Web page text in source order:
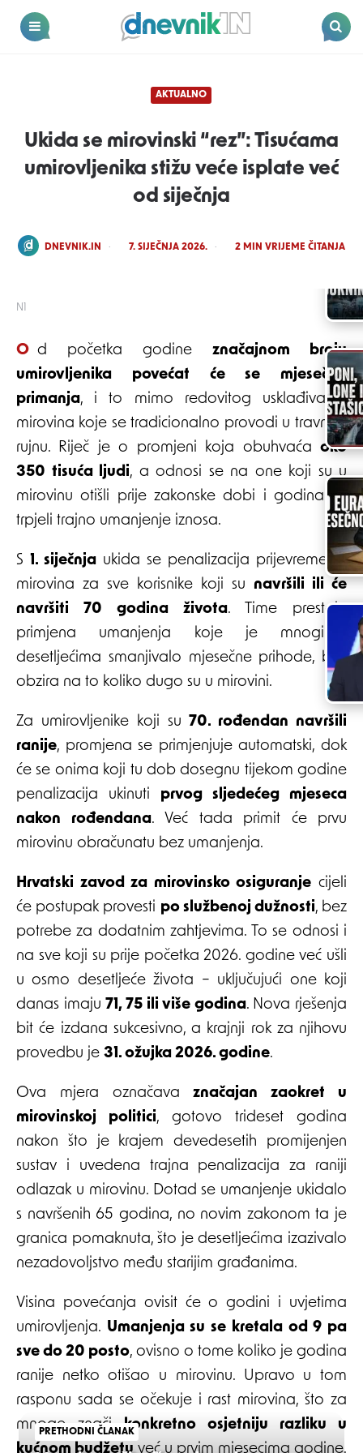
Dnevnik.in
N1
AKTUALNO
Ukida se mirovinski “rez”: Tisućama
umirovljenika stižu veće isplate već
od siječnja
POSTED
DNEVNIK.IN 7. SIJEČNJA 2026. 2 MIN VRIJEME ČITANJA
Od početka godine značajnom broju
umirovljenika povećat će se mjesečna
primanja, i to mimo redovitog usklađivanja
mirovina koje se tradicionalno provodi u travnju i
rujnu. Riječ je o promjeni koja obuhvaća oko
350 tisuća ljudi, a odnosi se na one koji su u
mirovinu otišli prije zakonske dobi i godinama
trpjeli trajno umanjenje iznosa.
S 1. siječnja ukida se penalizacija prijevremenih
mirovina za sve korisnike koji su navršili ili će
navršiti 70 godina života. Time prestaje
primjena umanjenja koje je mnogima
desetljećima smanjivalo mjesečne prihode, bez
obzira na to koliko dugo su u mirovini.
Za umirovljenike koji su 70. rođendan navršili
ranije, promjena se primjenjuje automatski, dok
će se onima koji tu dob dosegnu tijekom godine
penalizacija ukinuti prvog sljedećeg mjeseca
nakon rođendana. Već tada primit će prvu
mirovinu obračunatu bez umanjenja.
Hrvatski zavod za mirovinsko osiguranje cijeli
će postupak provesti po službenoj dužnosti, bez
potrebe za dodatnim zahtjevima. To se odnosi i
na sve koji su prije početka 2026. godine već ušli
u osmo desetljeće života – uključujući one koji
danas imaju71, 75 ili više godina. Nova rješenja
bit će izdana sukcesivno, a krajnji rok za njihovu
provedbu je 31. ožujka 2026. godine.
Ova mjera označavaznačajan zaokret u
mirovinskoj politici, gotovo trideset godina
nakon što je krajem devedesetih promijenjen
sustav i uvedena trajna penalizacija za raniji
odlazak u mirovinu. Dotad se umanjenje ukidalo
s navršenih 65 godina, no novim zakonom ta je
granica pomaknuta, što je desetljećima izazivalo
nezadovoljstvo među starijim građanima.
Visina povećanja ovisit će o godini i uvjetima
umirovljenja. Umanjenja su se kretala od 9 pa
sve do 20 posto, ovisno o tome koliko je godina
ranije netko otišao u mirovinu. Upravo u tom
rasponu sada se očekuje i rast mirovina, što za
mnoge značikonkretno osjetniju razliku u
kućnom budžetuveć u prvim mjesecima godine.
PRETHODNI ČLANAK